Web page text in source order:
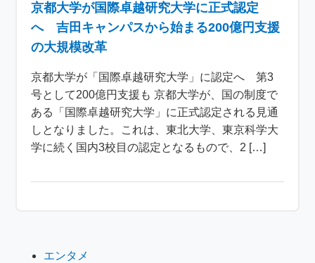
京都大学が国際卓越研究大学に正式認定
へ 吉田キャンパスから始まる200億円支援
の大規模改革
京都大学が「国際卓越研究大学」に認定へ 第3
号として200億円支援も 京都大学が、国の制度で
ある「国際卓越研究大学」に正式認定される見通
しとなりました。これは、東北大学、東京科学大
学に続く国内3校目の認定となるもので、2 […]
エンタメ